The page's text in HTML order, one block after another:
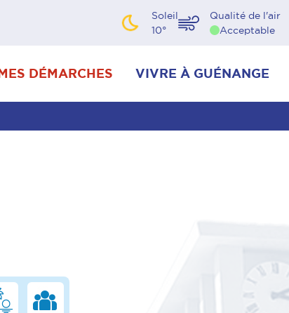
Soleil
10°
Qualité de l'air
Acceptable
DÉMARCHES VIVRE À GUÉNANGE